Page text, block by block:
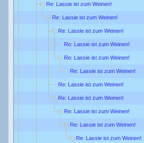
Re: Lassie ist zum Weinen!
Re: Lassie ist zum Weinen!
Re: Lassie ist zum Weinen!
Re: Lassie ist zum Weinen!
Re: Lassie ist zum Weinen!
Re: Lassie ist zum Weinen!
Re: Lassie ist zum Weinen!
Re: Lassie ist zum Weinen!
Re: Lassie ist zum Weinen!
Re: Lassie ist zum Weinen!
Re: Lassie ist zum Weinen!